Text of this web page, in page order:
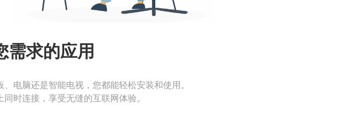
需求的应用
电脑还是智能电视，您都能轻松安装和使用。
时连接，享受无缝的互联网体验。